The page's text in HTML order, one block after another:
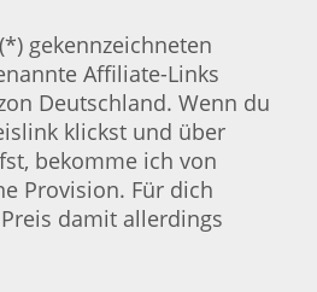
gekennzeichneten
Affiliate-Links
Deutschland. Wenn du
klickst und über
bekomme ich von
Provision. Für dich
damit allerdings